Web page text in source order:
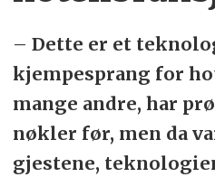
– Dette er et
kjempesprang for
mange andre, har
nøkler før, men da
gjestene,